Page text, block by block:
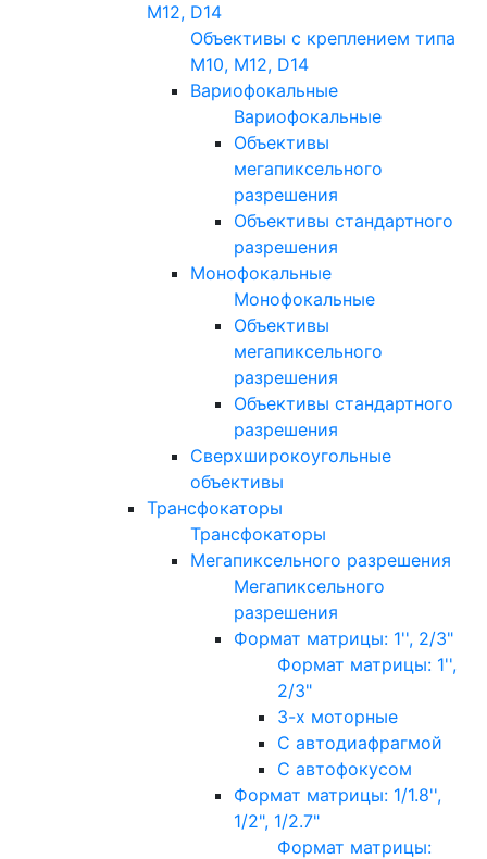
M12, D14
Объективы с креплением типа
M10, M12, D14
Вариофокальные
Вариофокальные
Объективы
мегапиксельного
разрешения
Объективы стандартного
разрешения
Монофокальные
Монофокальные
Объективы
мегапиксельного
разрешения
Объективы стандартного
разрешения
Сверхширокоугольные
объективы
Трансфокаторы
Трансфокаторы
Мегапиксельного разрешения
Мегапиксельного
разрешения
Формат матрицы: 1'', 2/3"
Формат матрицы: 1'',
2/3"
3-х моторные
С автодиафрагмой
С автофокусом
Формат матрицы: 1/1.8'',
1/2", 1/2.7"
Формат матрицы: